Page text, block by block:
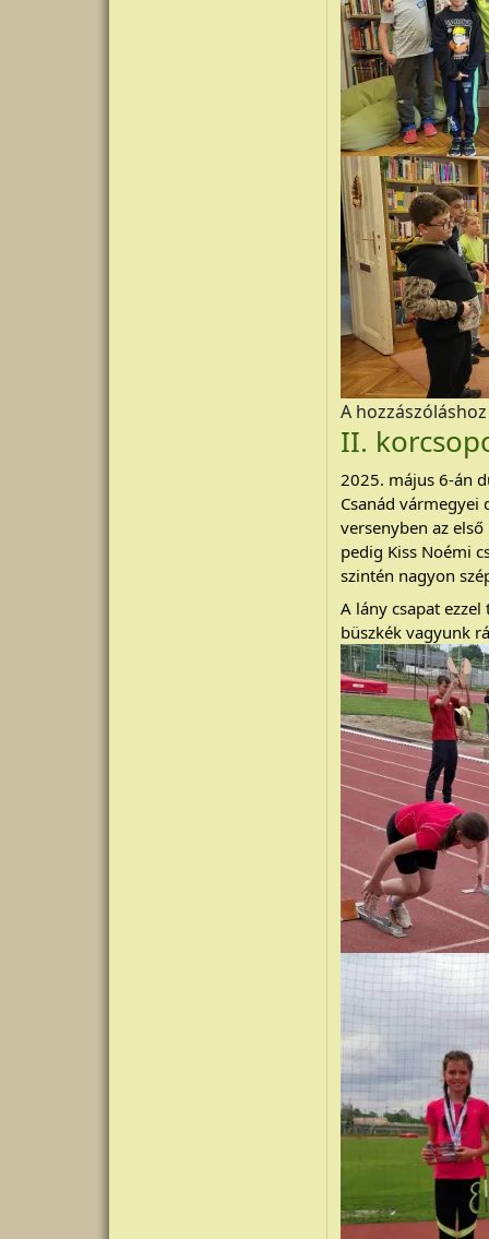
A
II.
2025. május 6-án
Csanád vármegyei
versenyben az
pedig Kiss Noémi
szintén nagyon
A lány csapat
büszkék vagyunk